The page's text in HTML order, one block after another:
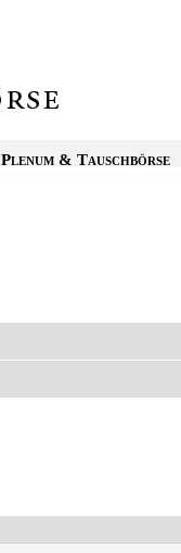
Plenum & Tauschbörse